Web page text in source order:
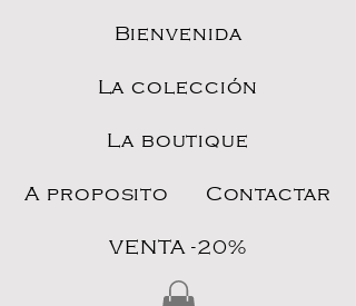
Bienvenida
La colección
La boutique
A proposito Contactar
VENTA -20%